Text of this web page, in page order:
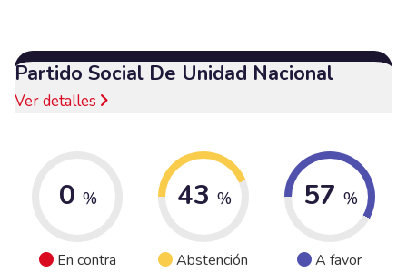
Partido Social De Unidad Nacional
Ver detalles
0 %
En contra
43 %
Abstención
57 %
A favor